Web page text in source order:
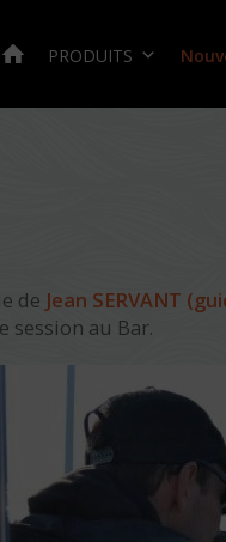
PRODUITS
de Jean SERVANT
session au Bar.